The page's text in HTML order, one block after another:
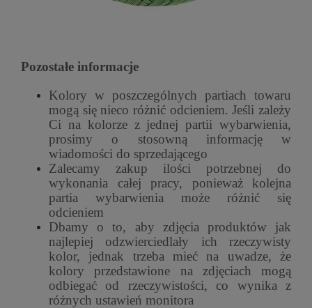
Pozostałe informacje
Kolory w poszczególnych partiach towaru
mogą się nieco różnić odcieniem. Jeśli zależy
Ci na kolorze z jednej partii wybarwienia,
prosimy o stosowną informację w
wiadomości do sprzedającego
Zalecamy zakup ilości potrzebnej do
wykonania całej pracy, ponieważ kolejna
partia wybarwienia może różnić się
odcieniem
Dbamy o to, aby zdjęcia produktów jak
najlepiej odzwierciedlały ich rzeczywisty
kolor, jednak trzeba mieć na uwadze, że
kolory przedstawione na zdjęciach mogą
odbiegać od rzeczywistości, co wynika z
różnych ustawień monitora